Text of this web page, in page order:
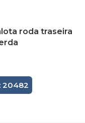
roda traseira
20482